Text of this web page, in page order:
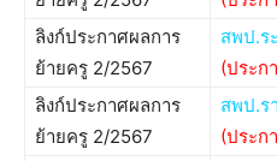
ลิงก์ประกาศผลการ
ย้ายครู 2/2567
สพป.ร
(ประก
ลิงก์ประกาศผลการ
ย้ายครู 2/2567
สพป.ร
(ประก